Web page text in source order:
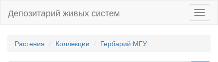
Депозитарий живых систем
Растения Коллекции Гербарий МГУ